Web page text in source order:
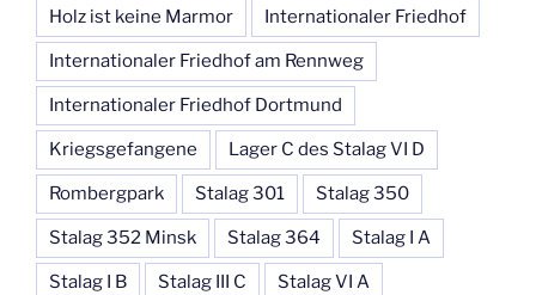
Holz ist keine Marmor Internationaler Friedhof
Internationaler Friedhof am Rennweg
Internationaler Friedhof Dortmund
Kriegsgefangene Lager C des Stalag VI D
Rombergpark Stalag 301 Stalag 350
Stalag 352 Minsk Stalag 364 Stalag I A
Stalag I B Stalag III C Stalag VI A